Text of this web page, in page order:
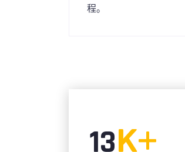
程。
13